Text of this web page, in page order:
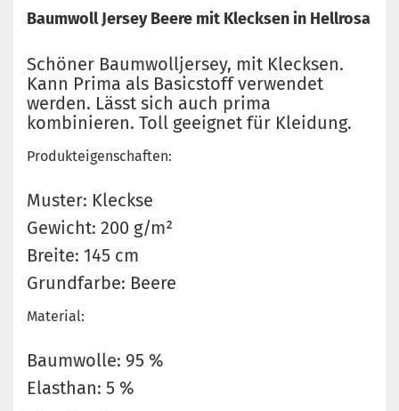
Baumwoll Jersey Beere mit Klecksen in Hellrosa
Schöner Baumwolljersey, mit Klecksen.
Kann Prima als Basicstoff verwendet
werden. Lässt sich auch prima
kombinieren. Toll geeignet für Kleidung.
Produkteigenschaften:
Muster: Kleckse
Gewicht: 200 g/m²
Breite: 145 cm
Grundfarbe: Beere
Material:
Baumwolle: 95 %
Elasthan: 5 %